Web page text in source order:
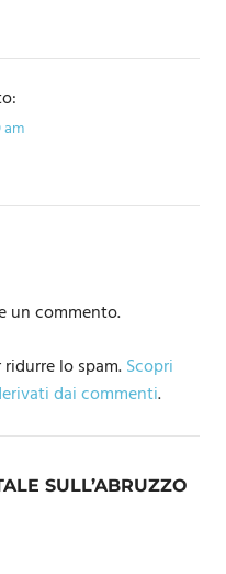
am
un commento.
lo spam.Scopri
dai commenti.
SULL’ABRUZZO